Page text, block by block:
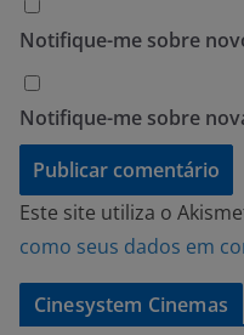
Notifique-me sobre
Notifique-me sobre
Este site utiliza o
como seus dados em
Cinesystem Cinemas